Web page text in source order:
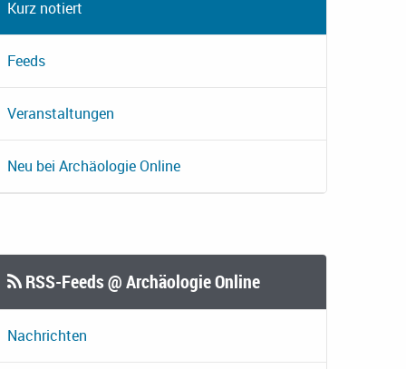
Kurz notiert
Feeds
Veranstaltungen
Neu bei Archäologie Online
RSS-Feeds @ Archäologie Online
Nachrichten